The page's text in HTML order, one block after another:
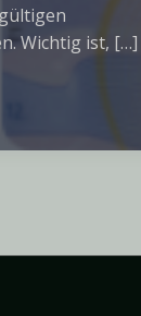
Wichtig ist, […]